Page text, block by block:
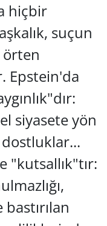
hiçbir
suçun
Epstein'da
siyasete yön
"kutsallık"tır: